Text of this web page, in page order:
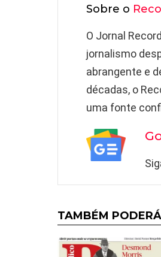
Sobre o
O Jornal
jornalismo
abrangente e
décadas, o
uma fonte
TAMBÉM